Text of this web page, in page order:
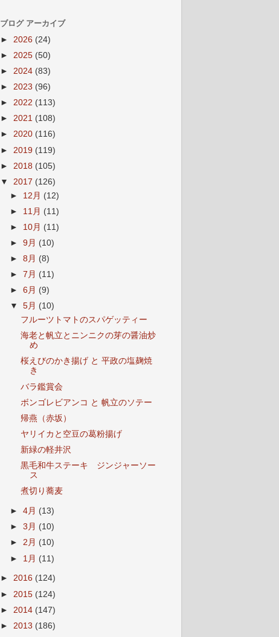
ブログ アーカイブ
► 2026 (24)
► 2025 (50)
► 2024 (83)
► 2023 (96)
► 2022 (113)
► 2021 (108)
► 2020 (116)
► 2019 (119)
► 2018 (105)
▼ 2017 (126)
► 12月 (12)
► 11月 (11)
► 10月 (11)
►9月 (10)
►8月 (8)
►7月 (11)
►6月 (9)
▼5月 (10)
フルーツトマトのスパゲッティー
海老と帆立とニンニクの芽の醤油炒
め
桜えびのかき揚げ と 平政の塩麹焼
き
バラ鑑賞会
ボンゴレビアンコ と 帆立のソテー
帰燕（赤坂）
ヤリイカと空豆の葛粉揚げ
新緑の軽井沢
黒毛和牛ステーキ ジンジャーソー
ス
煮切り蕎麦
►4月 (13)
►3月 (10)
►2月 (10)
► 1月 (11)
► 2016 (124)
► 2015 (124)
► 2014 (147)
► 2013 (186)